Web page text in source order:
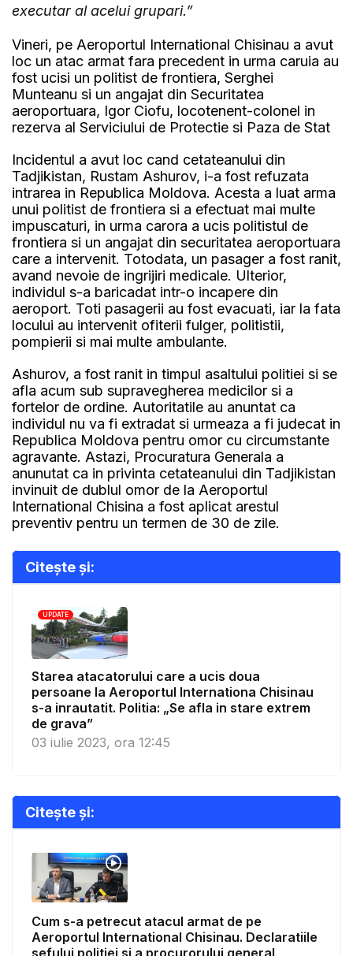
executar al acelui grupari.”
Vineri, pe Aeroportul International Chisinau a avut
loc un atac armat fara precedent in urma caruia au
fost ucisi un politist de frontiera, Serghei
Munteanu si un angajat din Securitatea
aeroportuara, Igor Ciofu, locotenent-colonel in
rezerva al Serviciului de Protectie si Paza de Stat
Incidentul a avut loc cand cetateanului din
Tadjikistan, Rustam Ashurov, i-a fost refuzata
intrarea in Republica Moldova. Acesta a luat arma
unui politist de frontiera si a efectuat mai multe
impuscaturi, in urma carora a ucis politistul de
frontiera si un angajat din securitatea aeroportuara
care a intervenit. Totodata, un pasager a fost ranit,
avand nevoie de ingrijiri medicale. Ulterior,
individul s-a baricadat intr-o incapere din
aeroport. Toti pasagerii au fost evacuati, iar la fata
locului au intervenit ofiterii fulger, politistii,
pompierii si mai multe ambulante.
Ashurov, a fost ranit in timpul asaltului politiei si se
afla acum sub supravegherea medicilor si a
fortelor de ordine. Autoritatile au anuntat ca
individul nu va fi extradat si urmeaza a fi judecat in
Republica Moldova pentru omor cu circumstante
agravante. Astazi, Procuratura Generala a
anunutat ca in privinta cetateanului din Tadjikistan
invinuit de dublul omor de la Aeroportul
International Chisina a fost aplicat arestul
preventiv pentru un termen de 30 de zile.
Citește și:
UPDATE
Starea atacatorului care a ucis doua
persoane la Aeroportul Internationa Chisinau
s-a inrautatit. Politia: „Se afla in stare extrem
de grava”
03 iulie 2023, ora 12:45
Citește și:
Cum s-a petrecut atacul armat de pe
Aeroportul International Chisinau. Declaratiile
sefului politiei si a procurorului general